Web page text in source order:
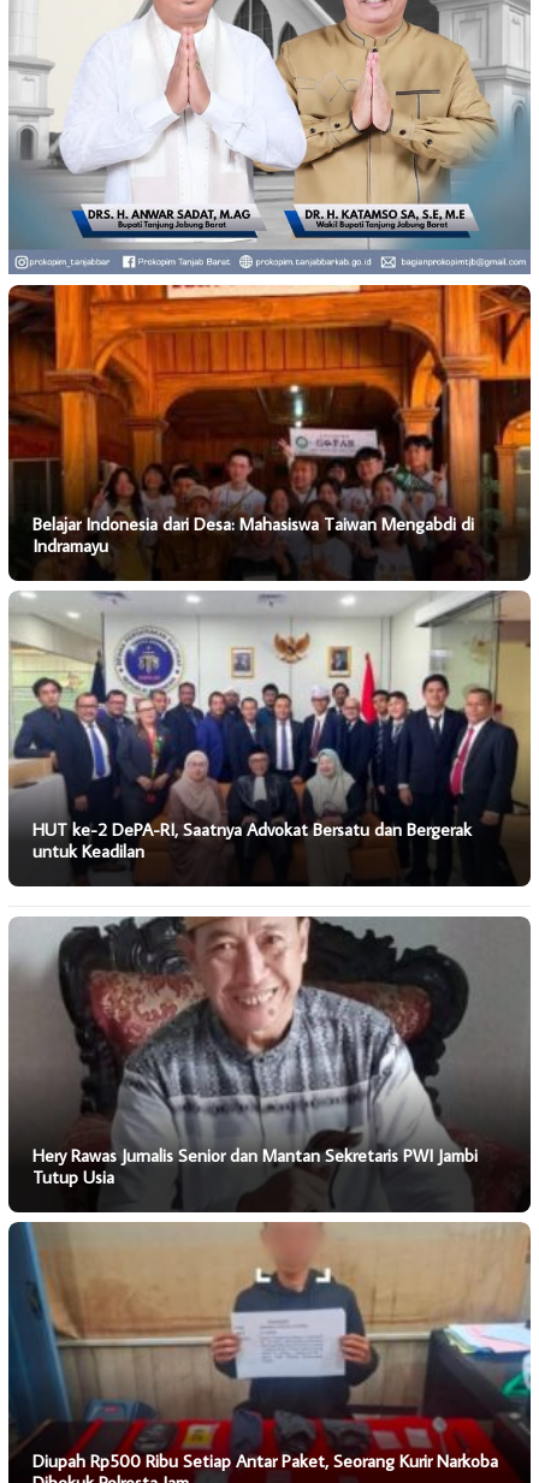
Belajar Indonesia dari Desa: Mahasiswa Taiwan Mengabdi di
Indramayu
HUT ke-2 DePA-RI, Saatnya Advokat Bersatu dan Bergerak
untuk Keadilan
Hery Rawas Jurnalis Senior dan Mantan Sekretaris PWI Jambi
Tutup Usia
Diupah Rp500 Ribu Setiap Antar Paket, Seorang Kurir Narkoba